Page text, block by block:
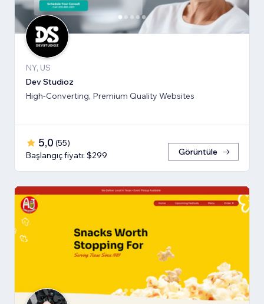
NY, US
Dev Studioz
High-Converting, Premium Quality Websites
5,0 (55)
Başlangıç fiyatı: $299
Görüntüle